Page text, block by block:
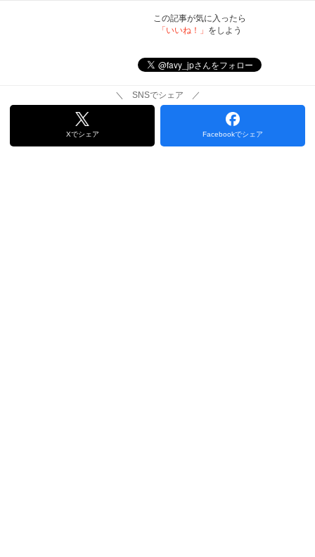
この記事が気に入ったら
「いいね！」 をしよう
＼ SNSでシェア ／
Xでシェア Facebookでシェア